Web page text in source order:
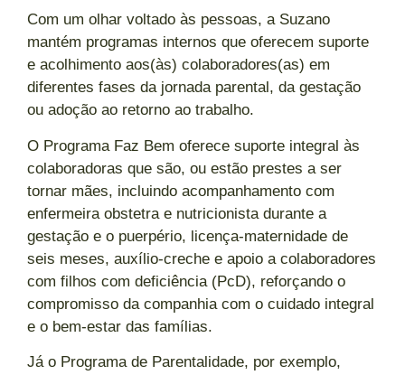
Com um olhar voltado às pessoas, a Suzano
mantém programas internos que oferecem suporte
e acolhimento aos(às) colaboradores(as) em
diferentes fases da jornada parental, da gestação
ou adoção ao retorno ao trabalho.
O Programa Faz Bem oferece suporte integral às
colaboradoras que são, ou estão prestes a ser
tornar mães, incluindo acompanhamento com
enfermeira obstetra e nutricionista durante a
gestação e o puerpério, licença-maternidade de
seis meses, auxílio-creche e apoio a colaboradores
com filhos com deficiência (PcD), reforçando o
compromisso da companhia com o cuidado integral
e o bem-estar das famílias.
Já o Programa de Parentalidade, por exemplo,